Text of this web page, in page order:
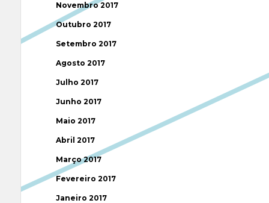
Novembro 2017
Outubro 2017
Setembro 2017
Agosto 2017
Julho 2017
Junho 2017
Maio 2017
Abril 2017
Março 2017
Fevereiro 2017
Janeiro 2017